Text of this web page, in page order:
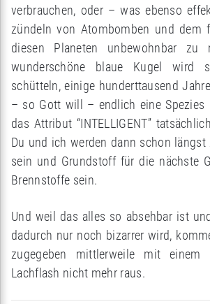
verbrauchen, oder – was ebenso
zündeln von Atombomben und dem
diesen Planeten unbewohnbar zu
wunderschöne blaue Kugel wird
schütteln, einige hunderttausend
– so Gott will – endlich eine Spezies
das Attribut “INTELLIGENT”
Du und ich werden dann schon längst
sein und Grundstoff für die nächste
Brennstoffe sein.
Und weil das alles so absehbar ist
dadurch nur noch bizarrer wird,
zugegeben mittlerweile mit
Lachflash nicht mehr raus.